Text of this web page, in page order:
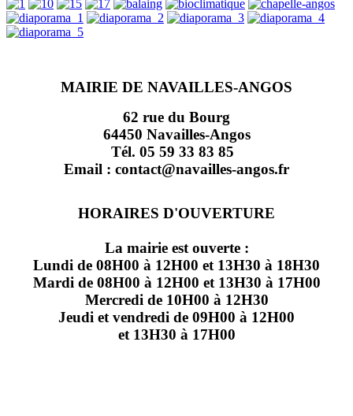
MAIRIE DE NAVAILLES-ANGOS
62 rue du Bourg
64450 Navailles-Angos
Tél. 05 59 33 83 85
Email : contact@navailles-angos.fr
HORAIRES D'OUVERTURE
La mairie est ouverte :
Lundi de 08H00 à 12H00 et 13H30 à 18H30
Mardi de 08H00 à 12H00 et 13H30 à 17H00
Mercredi de 10H00 à 12H30
Jeudi et vendredi de 09H00 à 12H00
et 13H30 à 17H00